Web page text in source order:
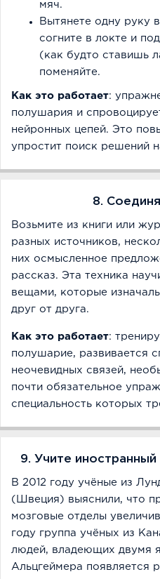
мяч.
Вытянете одну руку
согните в локте и
(как будто ставишь
поменяйте.
Как это работает:
полушария и
нейронных цепей. Это
упростит поиск решений
8.
Возьмите из книги или
разных источников,
них осмысленное
рассказ. Эта техника
вещами, которые
друг от друга.
Как это работает:
полушарие, развивается
неочевидных связей,
почти обязательное
специальность которых
9. Учите
В 2012 году учёные из
(Швеция) выяснили, что
мозговые отделы
году группа учёных из
людей, владеющих двумя
Альцгеймера появляется